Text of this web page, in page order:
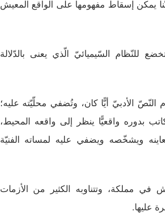
يمكن إسقاط مفهومها على الواقع المعيش
للنّظام السّيميائيّ الّذي يعنى بالدّلالة
الأدبيّ أيًّا كان، وتُضفي محلّيّته عليه؛
بدوره واقعيًّا ينظر إلى واقعه المحيط،
ويشخّصه ويضفي عليه لمساته الفنيّة
مملكة، وتتناوبه الكثير من الأزمات
عليها.